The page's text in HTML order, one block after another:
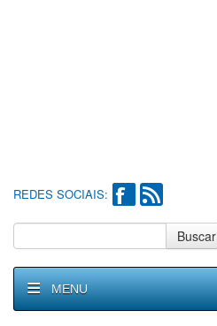
REDES SOCIAIS:
Buscar
MENU